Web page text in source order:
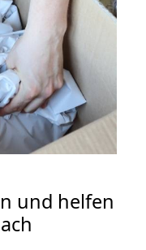
und helfen